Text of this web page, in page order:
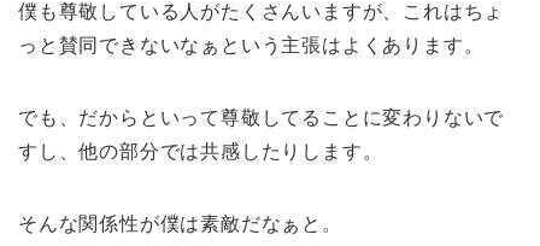
僕も尊敬している人がたくさんいますが、これはちょ
っと賛同できないなぁという主張はよくあります。
でも、だからといって尊敬してることに変わりないで
すし、他の部分では共感したりします。
そんな関係性が僕は素敵だなぁと。